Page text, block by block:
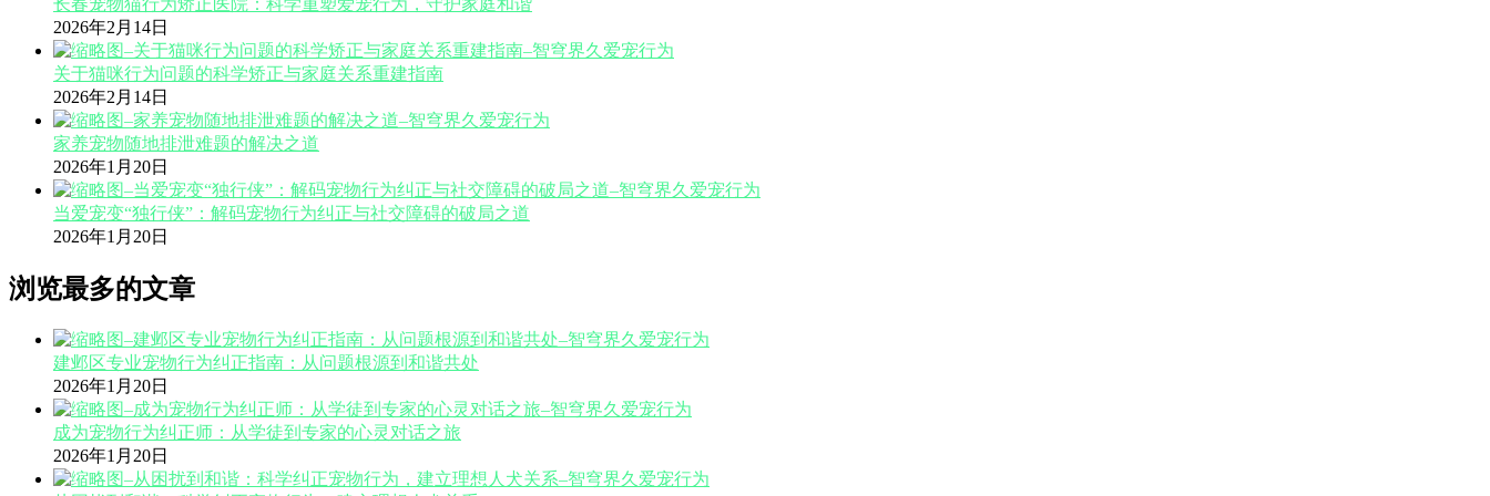
长春宠物猫行为矫正医院：科学重塑爱宠行为，守护家庭和谐
2026年2月14日
关于猫咪行为问题的科学矫正与家庭关系重建指南
2026年2月14日
家养宠物随地排泄难题的解决之道
2026年1月20日
当爱宠变“独行侠”：解码宠物行为纠正与社交障碍的破局之道
2026年1月20日
浏览最多的文章
建邺区专业宠物行为纠正指南：从问题根源到和谐共处
2026年1月20日
成为宠物行为纠正师：从学徒到专家的心灵对话之旅
2026年1月20日